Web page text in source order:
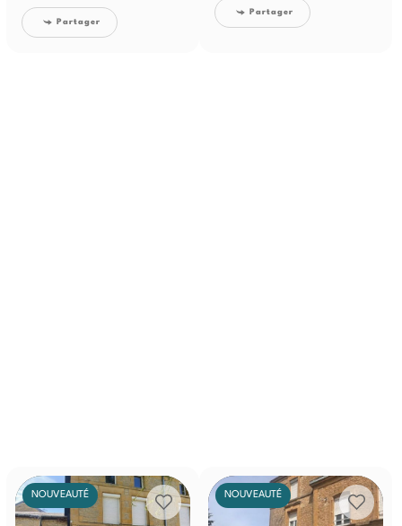
Partager
Partager
NOUVEAUTÉ NOUVEAUTÉ